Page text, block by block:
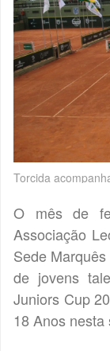
Torcida
O mês de
Associação
Sede
de jovens
Juniors Cup
18 Anos